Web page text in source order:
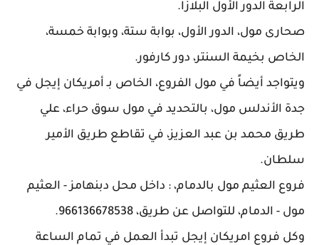
الرابعة الدور الأول البلازا.
صحارى مول، الدور الأول، بوابة ستة، وبوابة خمسة،
الخاص بخيمة السنتر، دور كارفور.
ويتواجد أيضاً في مول الفروع، الخاص بـ أمريكان إيجل في
جدة الأندلس مول، بالتحديد في مول سوق حراء، علي
طريق محمد بن عبد العزيز، في تقاطع طريق الأمير
سلطان.
فروع العثيم مول بالدمام، : داخل محل دبنهامز - العثيم
مول - الدمام، للتواصل عن طريق، 966136678538.
وكل فروع امريكان إيجل تبدأ العمل في تمام الساعة